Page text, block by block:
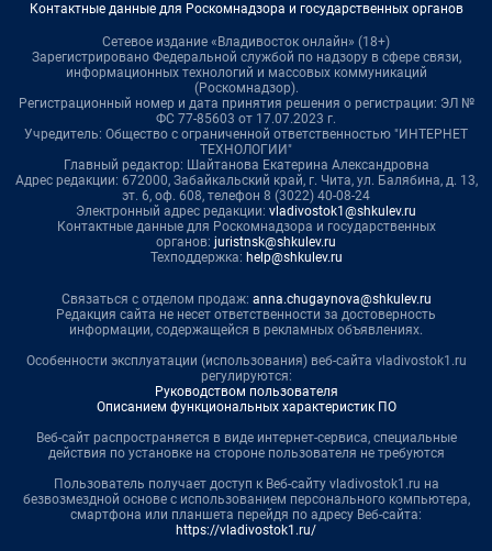
Контактные данные для Роскомнадзора и государственных органов
Сетевое издание «Владивосток онлайн» (18+)
Зарегистрировано Федеральной службой по надзору в сфере связи,
информационных технологий и массовых коммуникаций
(Роскомнадзор).
Регистрационный номер и дата принятия решения о регистрации: ЭЛ №
ФС 77-85603 от 17.07.2023 г.
Учредитель: Общество с ограниченной ответственностью "ИНТЕРНЕТ
ТЕХНОЛОГИИ"
Главный редактор: Шайтанова Екатерина Александровна
Адрес редакции: 672000, Забайкальский край, г. Чита, ул. Балябина, д. 13,
эт. 6, оф. 608, телефон 8 (3022) 40-08-24
Электронный адрес редакции: vladivostok1@shkulev.ru
Контактные данные для Роскомнадзора и государственных
органов: juristnsk@shkulev.ru
Техподдержка: help@shkulev.ru
Связаться с отделом продаж: anna.chugaynova@shkulev.ru
Редакция сайта не несет ответственности за достоверность
информации, содержащейся в рекламных объявлениях.
Особенности эксплуатации (использования) веб-сайта vladivostok1.ru
регулируются:
Руководством пользователя
Описанием функциональных характеристик ПО
Веб-сайт распространяется в виде интернет-сервиса, специальные
действия по установке на стороне пользователя не требуются
Пользователь получает доступ к Веб-сайту vladivostok1.ru на
безвозмездной основе с использованием персонального компьютера,
смартфона или планшета перейдя по адресу Веб-сайта:
https://vladivostok1.ru/